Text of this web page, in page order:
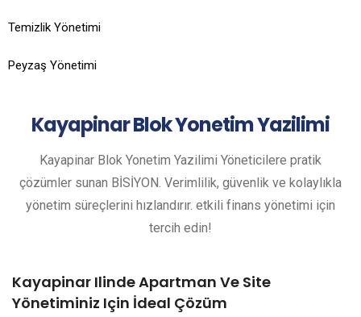
Temizlik Yönetimi
Peyzaş Yönetimi
KayapinarBlok Yonetim Yazilimi
Kayapinar Blok Yonetim Yazilimi Yöneticilere pratik
çözümler sunan BİSİYON. Verimlilik, güvenlik ve kolaylıkla
yönetim süreçlerini hızlandırır. etkili finans yönetimi için
tercih edin!
Kayapinar Ilinde Apartman Ve Site
Yönetiminiz Için İdeal Çözüm